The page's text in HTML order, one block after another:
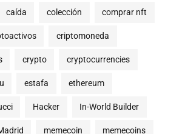
caída colección comprar nft
criptomoneda
crypto cryptocurrencies
estafa ethereum
Hacker In-World Builder
memecoin memecoins